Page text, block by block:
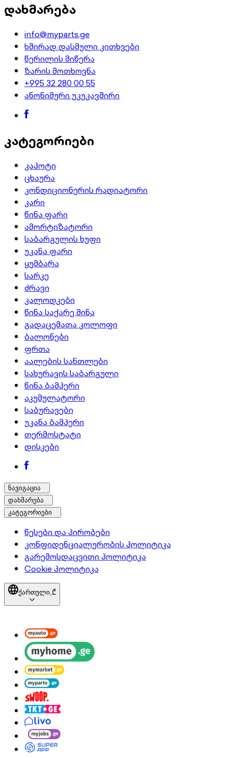
დახმარება
info@myparts.ge
ხშირად დასმული კითხვები
წერილის მიწერა
ზარის მოთხოვნა
+995 32 280 00 55
ანონიმური უკუკავშირი
კატეგორიები
კაპოტი
ცხაურა
კონდიციონერის რადიატორი
კარი
წინა ფარი
ამორტიზატორი
საბარგულის ხუფი
უკანა ფარი
ყუმბარა
სარკე
ძრავი
კალოდკები
წინა საქარე მინა
გადაცემათა კოლოფი
ბალონები
ფრთა
აალების სანთლები
სახურავის საბარგული
წინა ბამპერი
აკუმულატორი
საბურავები
უკანა ბამპერი
თერმოსტატი
დისკები
ნავიგაცია
დახმარება
კატეგორიები
წესები და პირობები
კონფიდენციალურობის პოლიტიკა
გარემოსდაცვითი პოლიტიკა
Cookie პოლიტიკა
ქართული,₾